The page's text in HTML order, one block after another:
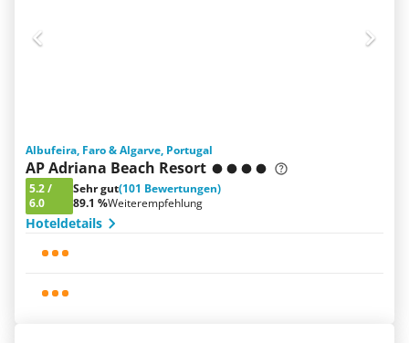
Albufeira, Faro & Algarve, Portugal
AP Adriana Beach Resort
5.2/
6.0
Sehr gut(101 Bewertungen)
89.1 %Weiterempfehlung
Hoteldetails